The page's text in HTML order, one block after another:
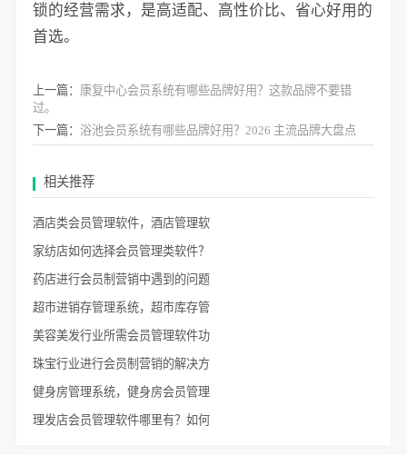
锁的经营需求，是高适配、高性价比、省心好用的
首选。
上一篇： 康复中心会员系统有哪些品牌好用？这款品牌不要错
过。
下一篇： 浴池会员系统有哪些品牌好用？2026 主流品牌大盘点
相关推荐
酒店类会员管理软件，酒店管理软
家纺店如何选择会员管理类软件？
药店进行会员制营销中遇到的问题
超市进销存管理系统，超市库存管
美容美发行业所需会员管理软件功
珠宝行业进行会员制营销的解决方
健身房管理系统，健身房会员管理
理发店会员管理软件哪里有？如何